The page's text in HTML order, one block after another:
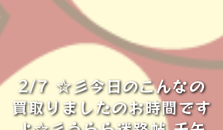
2/7 ☆彡今日のこんなの
買取りましたのお時間です